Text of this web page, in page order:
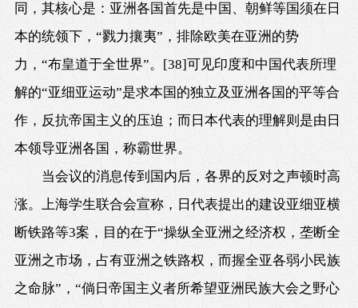
同，其核心是：亚洲各国首先是中国、朝鲜等国须在日
本的统领下，“戮力攘夷”，排除欧美在亚洲的势
力，“布皇道于全世界”。
[38]可见印度和中国代表所理
解的“亚细亚运动”是求本国的独立及亚洲各国的平等合
作，反抗帝国主义的压迫；而日本代表的理解则是由日
本领导亚洲各国，称霸世界。
当会议的消息传到国内后，各界的反对之声顿时高
涨。上海学生联合会宣称，日代表提出的建设亚细亚横
断铁路等3案，目的在于“操纵全亚洲之经济权，垄断全
亚洲之市场，占有亚洲之铁路权，而握全亚各弱小民族
之命脉”，“倘日帝国主义者所希望亚洲民族大会之野心